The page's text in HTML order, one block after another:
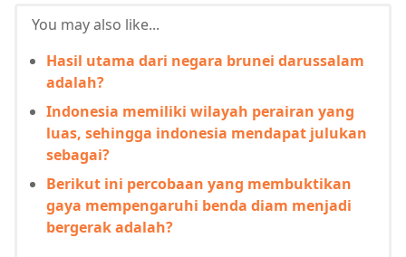
You may also like...
Hasil utama dari negara brunei darussalam
adalah?
Indonesia memiliki wilayah perairan yang
luas, sehingga indonesia mendapat julukan
sebagai?
Berikut ini percobaan yang membuktikan
gaya mempengaruhi benda diam menjadi
bergerak adalah?